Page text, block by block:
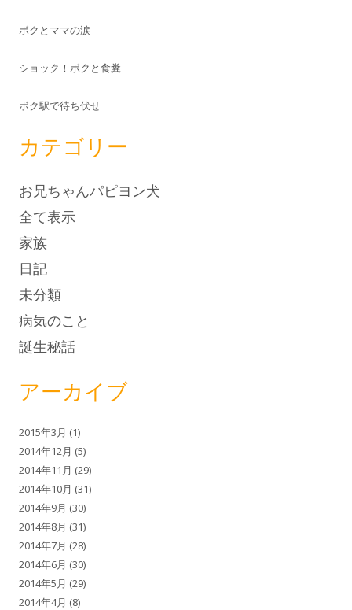
ボクとママの涙
ショック！ボクと食糞
ボク駅で待ち伏せ
カテゴリー
お兄ちゃんパピヨン犬
全て表示
家族
日記
未分類
病気のこと
誕生秘話
アーカイブ
2015年3月 (1)
2014年12月 (5)
2014年11月 (29)
2014年10月 (31)
2014年9月 (30)
2014年8月 (31)
2014年7月 (28)
2014年6月 (30)
2014年5月 (29)
2014年4月 (8)